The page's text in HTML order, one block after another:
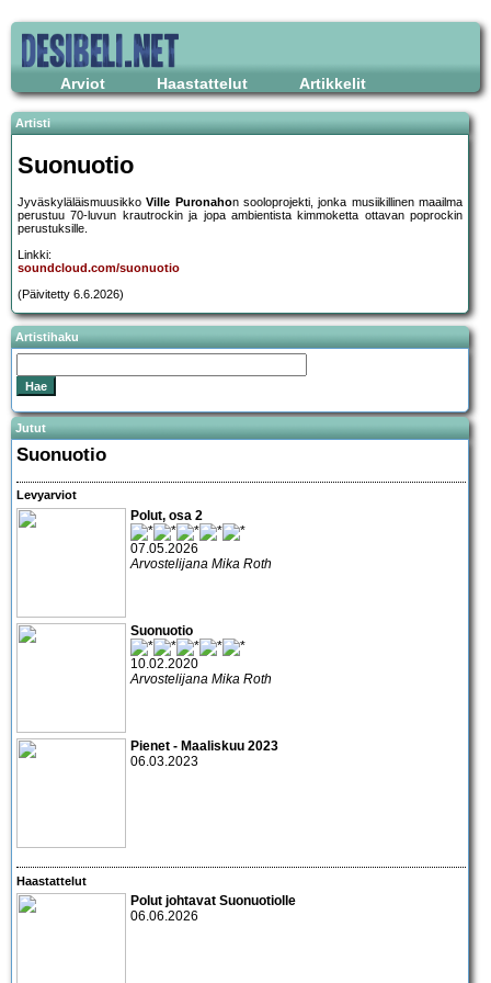
Arviot Haastattelut Artikkelit
Artisti
Suonuotio
JyväskyläläismuusikkoVille Puronahon sooloprojekti, jonka musiikillinen maailma
perustuu 70-luvun krautrockin ja jopa ambientista kimmoketta ottavan poprockin
perustuksille.
Linkki:
soundcloud.com/suonuotio
(Päivitetty 6.6.2026)
Artistihaku
Jutut
Suonuotio
Levyarviot
Polut, osa 2
07.05.2026
Arvostelijana Mika Roth
Suonuotio
10.02.2020
Arvostelijana Mika Roth
Pienet - Maaliskuu 2023
06.03.2023
Haastattelut
Polut johtavat Suonuotiolle
06.06.2026